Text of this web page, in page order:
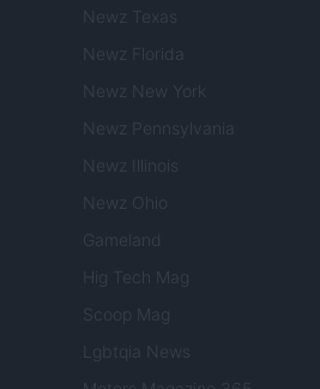
Newz Texas
Newz Florida
Newz New York
Newz Pennsylvania
Newz Illinois
Newz Ohio
Gameland
Hig Tech Mag
Scoop Mag
Lgbtqia News